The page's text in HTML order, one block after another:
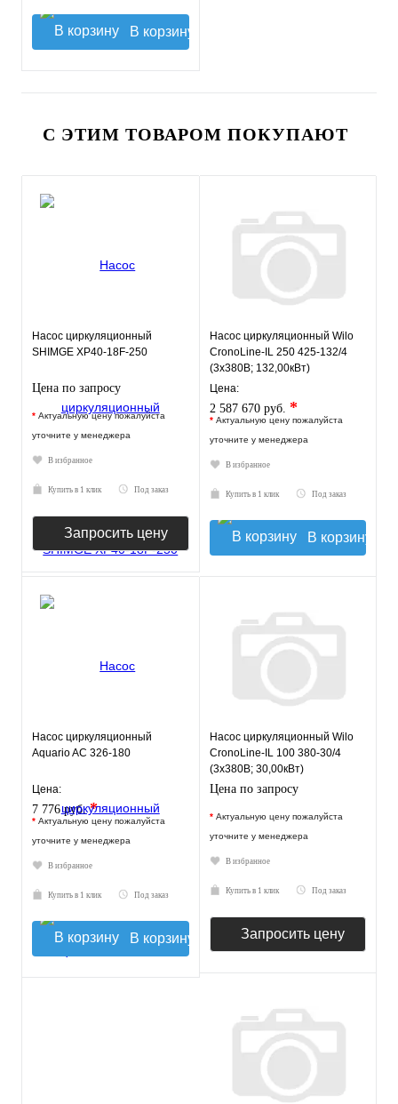
В корзину
С ЭТИМ ТОВАРОМ ПОКУПАЮТ
Насос циркуляционный
SHIMGE XP40-18F-250
Цена по запросу
* Актуальную цену пожалуйста
уточните у менеджера
В избранное
Купить в 1 клик Под заказ
Запросить цену
Насос циркуляционный Wilo
CronoLine-IL 250 425-132/4
(3х380В; 132,00кВт)
Цена:
2 587 670 руб. *
* Актуальную цену пожалуйста
уточните у менеджера
В избранное
Купить в 1 клик Под заказ
В корзину
Насос циркуляционный
Aquario AC 326-180
Цена:
7 776 руб.*
* Актуальную цену пожалуйста
уточните у менеджера
В избранное
Купить в 1 клик Под заказ
В корзину
Насос циркуляционный Wilo
CronoLine-IL 100 380-30/4
(3х380В; 30,00кВт)
Цена по запросу
* Актуальную цену пожалуйста
уточните у менеджера
В избранное
Купить в 1 клик Под заказ
Запросить цену